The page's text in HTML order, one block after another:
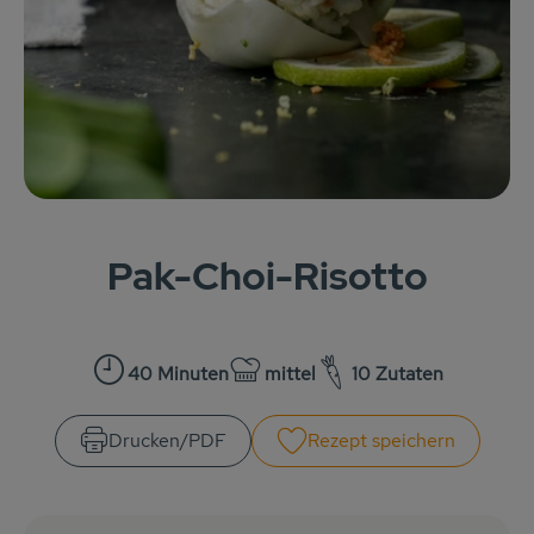
KARUSSELLE
Gutes aus Höhenberg
Obst & Gemüse
Kühlregal
Feinkost
Süßes & Snacks
Pak-Choi-Risotto
Zubreitungszeit:
40 Minuten
Schwierigkeit:
mittel 10 Zutaten
Drucken​/​PDF Rezept speichern